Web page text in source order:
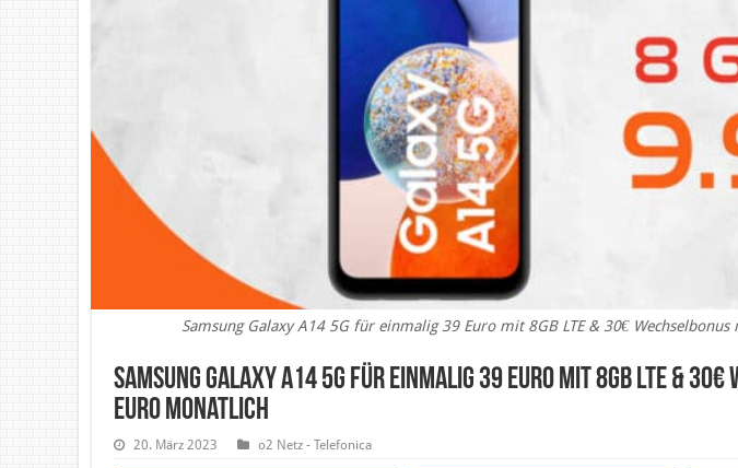
Samsung Galaxy A14 5G für einmalig 39 Euro mit 8GB LTE & 30€
Samsung Galaxy A14 5G für einmalig 39 Euro mit 8GB LTE &
Euro monatlich
20. März 2023 o2 Netz - Telefonica